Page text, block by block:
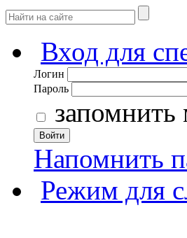
Вход для
Логин
Пароль
запомнить
Войти
Напомнить
Режим для